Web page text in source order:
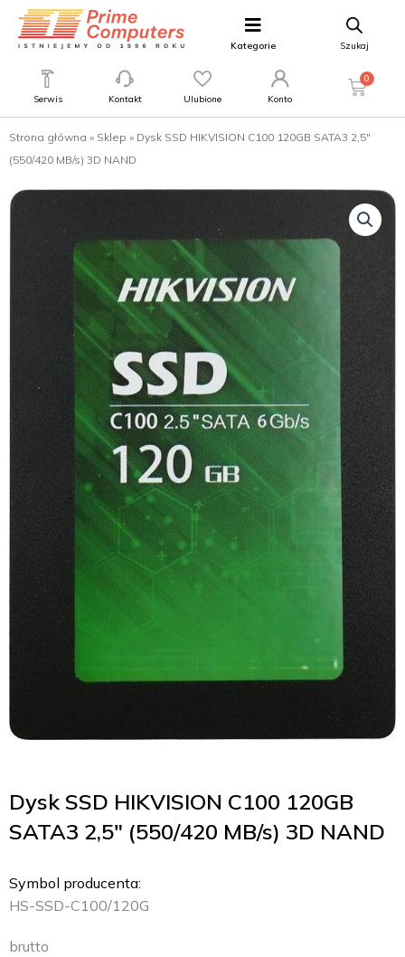
Kategorie Szukaj
Serwis Kontakt Ulubione Konto
0
Strona główna » Sklep » Dysk SSD HIKVISION C100 120GB SATA3 2,5″
(550/420 MB/s) 3D NAND
Dysk SSD HIKVISION C100 120GB
SATA3 2,5″ (550/420 MB/s) 3D NAND
Symbol producenta:
HS-SSD-C100/120G
brutto